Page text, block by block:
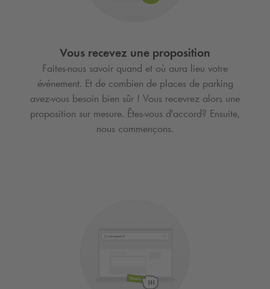
Vous recevez une proposition
Faites-nous savoir quand et où aura lieu votre
événement. Et de combien de places de parking
avez-vous besoin bien sûr ! Vous recevrez alors une
proposition sur mesure. Êtes-vous d'accord? Ensuite,
nous commençons.